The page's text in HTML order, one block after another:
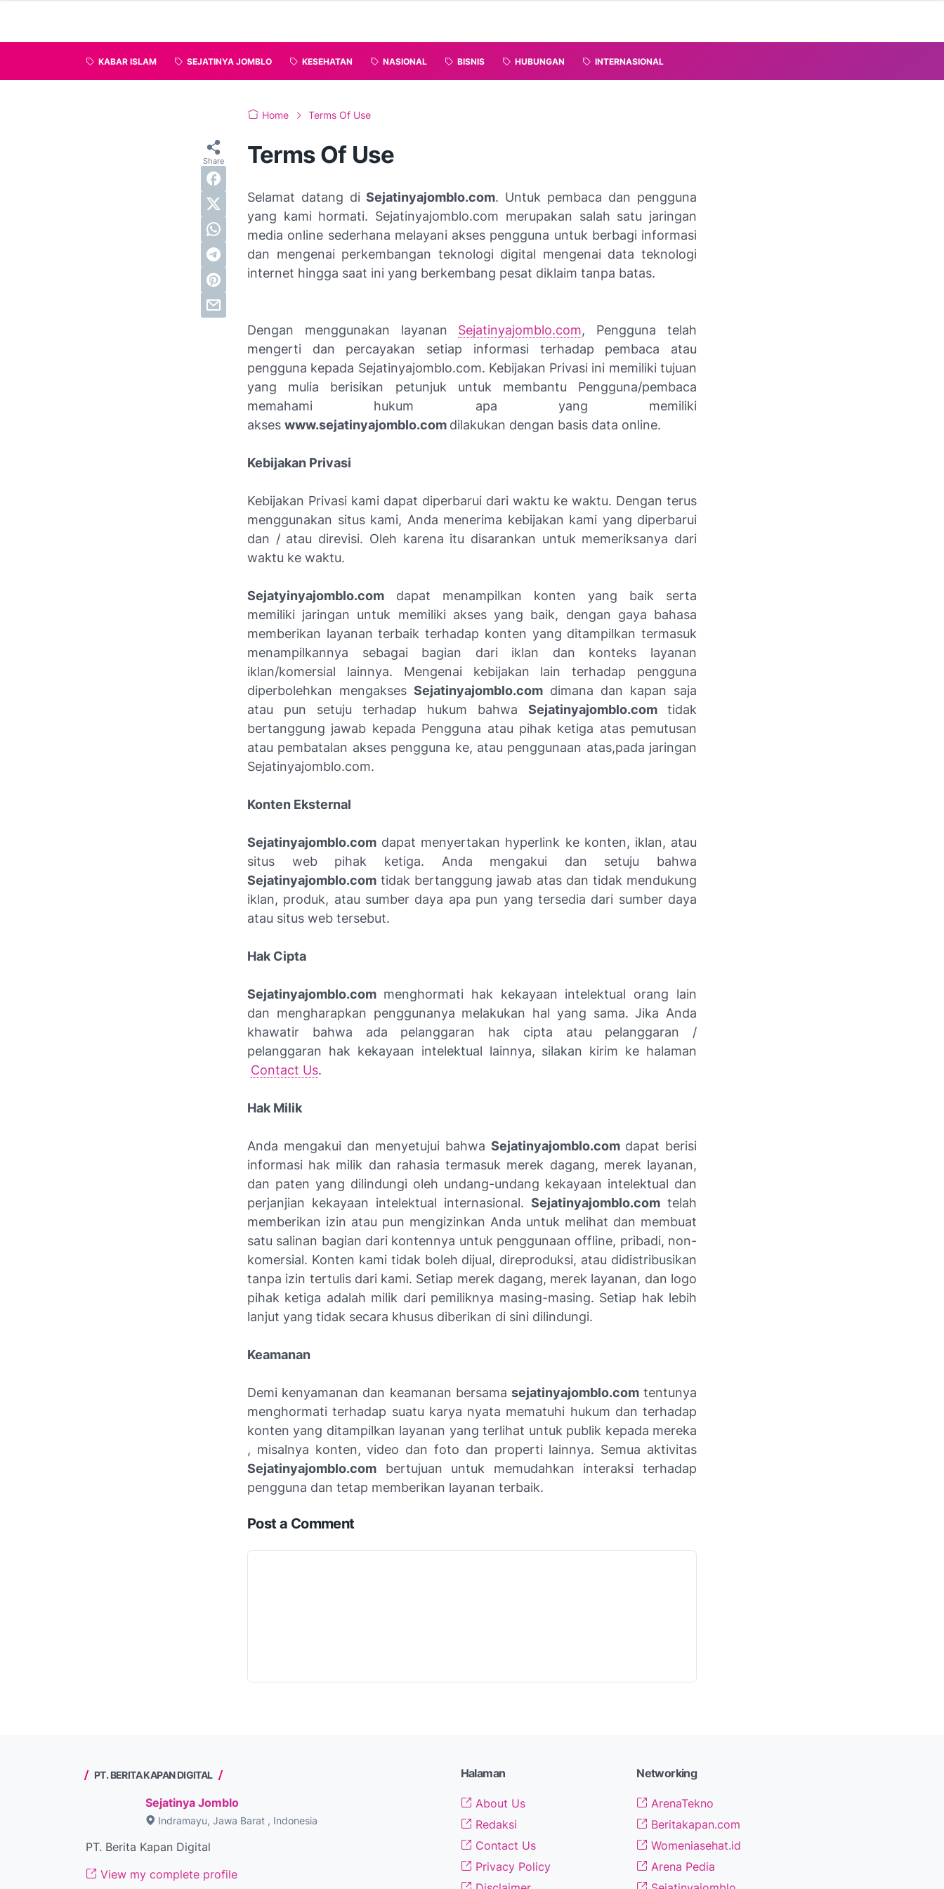
KABAR ISLAM SEJATINYA JOMBLO KESEHATAN NASIONAL BISNIS HUBUNGAN INTERNASIONAL
Home Terms Of Use
Terms Of Use
Selamat datang di Sejatinyajomblo.com. Untuk pembaca dan pengguna
yang kami hormati. Sejatinyajomblo.com merupakan salah satu jaringan
media online sederhana melayani akses pengguna untuk berbagi informasi
dan mengenai perkembangan teknologi digital mengenai data teknologi
internet hingga saat ini yang berkembang pesat diklaim tanpa batas.
Dengan menggunakan layanan Sejatinyajomblo.com, Pengguna telah
mengerti dan percayakan setiap informasi terhadap pembaca atau
pengguna kepada Sejatinyajomblo.com. Kebijakan Privasi ini memiliki tujuan
yang mulia berisikan petunjuk untuk membantu Pengguna/pembaca
memahami hukum apa yang memiliki
akses www.sejatinyajomblo.com dilakukan dengan basis data online.
Kebijakan Privasi
Kebijakan Privasi kami dapat diperbarui dari waktu ke waktu. Dengan terus
menggunakan situs kami, Anda menerima kebijakan kami yang diperbarui
dan / atau direvisi. Oleh karena itu disarankan untuk memeriksanya dari
waktu ke waktu.
Sejatyinyajomblo.com dapat menampilkan konten yang baik serta
memiliki jaringan untuk memiliki akses yang baik, dengan gaya bahasa
memberikan layanan terbaik terhadap konten yang ditampilkan termasuk
menampilkannya sebagai bagian dari iklan dan konteks layanan
iklan/komersial lainnya. Mengenai kebijakan lain terhadap pengguna
diperbolehkan mengaksesSejatinyajomblo.com dimana dan kapan saja
atau pun setuju terhadap hukum bahwa Sejatinyajomblo.com tidak
bertanggung jawab kepada Pengguna atau pihak ketiga atas pemutusan
atau pembatalan akses pengguna ke, atau penggunaan atas,pada jaringan
Sejatinyajomblo.com.
Konten Eksternal
Sejatinyajomblo.com dapat menyertakan hyperlink ke konten, iklan, atau
situs web pihak ketiga. Anda mengakui dan setuju bahwa
Sejatinyajomblo.com tidak bertanggung jawab atas dan tidak mendukung
iklan, produk, atau sumber daya apa pun yang tersedia dari sumber daya
atau situs web tersebut.
Hak Cipta
Sejatinyajomblo.com menghormati hak kekayaan intelektual orang lain
dan mengharapkan penggunanya melakukan hal yang sama. Jika Anda
khawatir bahwa ada pelanggaran hak cipta atau pelanggaran /
pelanggaran hak kekayaan intelektual lainnya, silakan kirim ke halaman
Contact Us.
Hak Milik
Anda mengakui dan menyetujui bahwa Sejatinyajomblo.com dapat berisi
informasi hak milik dan rahasia termasuk merek dagang, merek layanan,
dan paten yang dilindungi oleh undang-undang kekayaan intelektual dan
perjanjian kekayaan intelektual internasional. Sejatinyajomblo.com telah
memberikan izin atau pun mengizinkan Anda untuk melihat dan membuat
satu salinan bagian dari kontennya untuk penggunaan offline, pribadi, non-
komersial. Konten kami tidak boleh dijual, direproduksi, atau didistribusikan
tanpa izin tertulis dari kami. Setiap merek dagang, merek layanan, dan logo
pihak ketiga adalah milik dari pemiliknya masing-masing. Setiap hak lebih
lanjut yang tidak secara khusus diberikan di sini dilindungi.
Keamanan
Demi kenyamanan dan keamanan bersama sejatinyajomblo.comtentunya
menghormati terhadap suatu karya nyata mematuhi hukum dan terhadap
konten yang ditampilkan layanan yang terlihat untuk publik kepada mereka
, misalnya konten, video dan foto dan properti lainnya. Semua aktivitas
Sejatinyajomblo.com bertujuan untuk memudahkan interaksi terhadap
pengguna dan tetap memberikan layanan terbaik.
Post a Comment
PT. BERITA KAPAN DIGITAL
Sejatinya Jomblo
Indramayu, Jawa Barat , Indonesia
PT. Berita Kapan Digital
View my complete profile
Halaman
About Us
Redaksi
Contact Us
Privacy Policy
Networking
ArenaTekno
Beritakapan.com
Womeniasehat.id
Arena Pedia